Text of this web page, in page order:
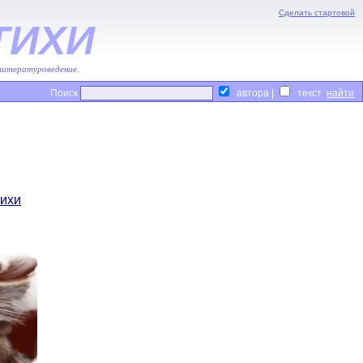
Сделать стартовой
Поиск автора | текст